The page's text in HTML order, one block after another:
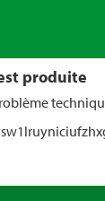
produite